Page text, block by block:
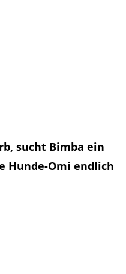
sucht Bimba ein
Hunde-Omi endlich